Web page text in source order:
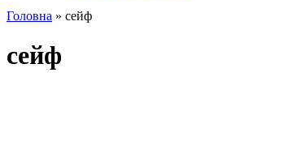
Головна » сейф
сейф